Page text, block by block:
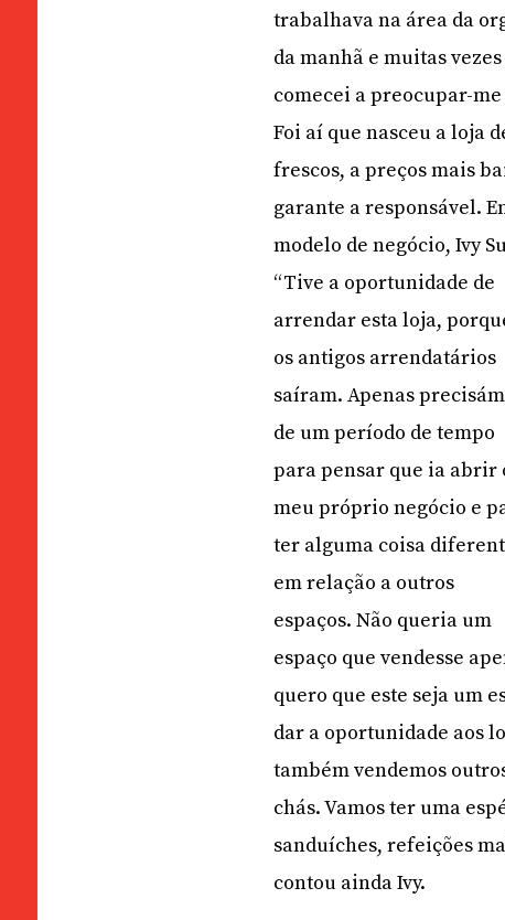
trabalhava na área da
da manhã e muitas
comecei a preocupar-
Foi aí que nasceu a loja
frescos, a preços mais
garante a responsável.
modelo de negócio, Ivy
“Tive a oportunidade de
arrendar esta loja,
os antigos arrendatários
saíram. Apenas
de um período de tempo
para pensar que ia abrir
meu próprio negócio e
ter alguma coisa
em relação a outros
espaços. Não queria um
espaço que vendesse
quero que este seja um
dar a oportunidade aos
também vendemos
chás. Vamos ter uma
sanduíches, refeições
contou ainda Ivy.